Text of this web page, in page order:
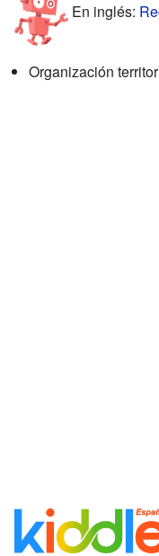
En inglés:
Organización